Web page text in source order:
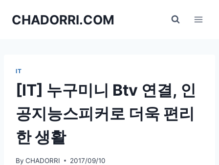
CHADORRI.COM
IT
[IT] 누구미니 Btv 연결, 인
공지능스피커로 더욱 편리
한 생활
By CHADORRI 2017/09/10